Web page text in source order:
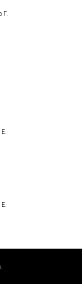
Г.
Е.
Е.